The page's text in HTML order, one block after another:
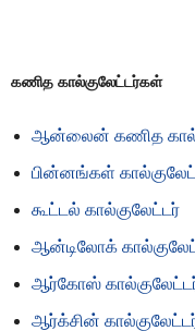
கணித கால்குலேட்டர்கள்
ஆன்லைன் கணித
பின்னங்கள்
கூட்டல் கால்குலேட்டர்
ஆன்டிலோக்
ஆர்கோஸ்
ஆர்க்சின்